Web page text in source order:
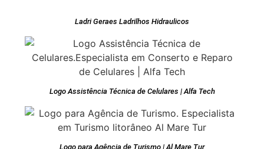
Ladri Geraes Ladrilhos Hidraulicos
Logo Assistência Técnica de Celulares | Alfa Tech
Logo para Agência de Turismo | Al Mare Tur